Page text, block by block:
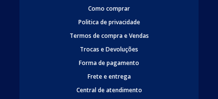
Como comprar
Politica de privacidade
Termos de compra e Vendas
Trocas e Devoluções
Forma de pagamento
Frete e entrega
Central de atendimento